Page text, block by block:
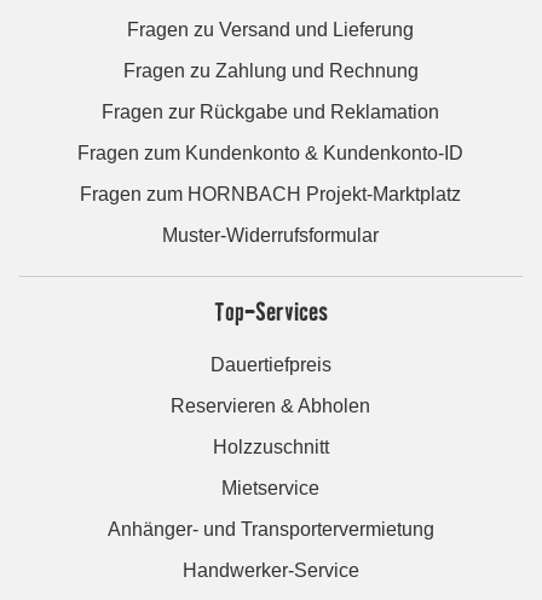
Fragen zu Versand und Lieferung
Fragen zu Zahlung und Rechnung
Fragen zur Rückgabe und Reklamation
Fragen zum Kundenkonto & Kundenkonto-ID
Fragen zum HORNBACH Projekt-Marktplatz
Muster-Widerrufsformular
Top-Services
Dauertiefpreis
Reservieren & Abholen
Holzzuschnitt
Mietservice
Anhänger- und Transportervermietung
Handwerker-Service